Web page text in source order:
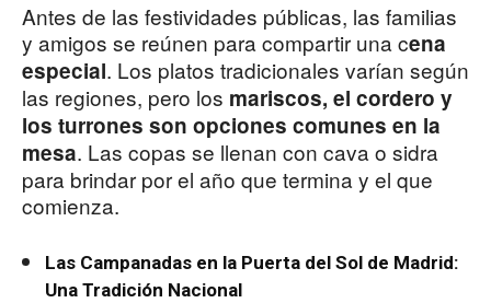
Antes de las festividades públicas, las familias
y amigos se reúnen para compartir una cena
especial. Los platos tradicionales varían según
las regiones, pero los mariscos, el cordero y
los turrones son opciones comunes en la
mesa. Las copas se llenan con cava o sidra
para brindar por el año que termina y el que
comienza.
Las Campanadas en la Puerta del Sol de Madrid:
Una Tradición Nacional